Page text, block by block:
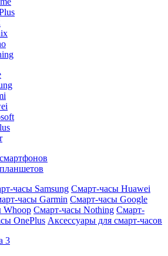
часы Samsung Смарт-часы Huawei
часы Garmin Смарт-часы Google
Whoop Смарт-часы Nothing Смарт-
OnePlus Аксессуары для смарт-часов
3